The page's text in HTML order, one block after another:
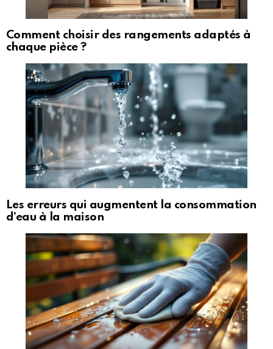
Comment choisir des rangements adaptés à
chaque pièce ?
Les erreurs qui augmentent la consommation
d’eau à la maison